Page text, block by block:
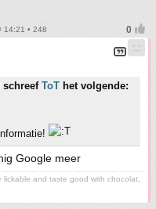
14:21 • 248
schreef ToT het volgende:
Google meer
and taste good with chocolat,